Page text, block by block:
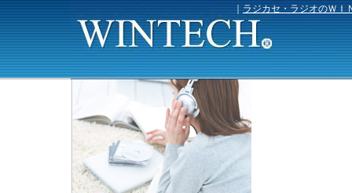
｜ラジカセ・ラジオのＷＩ